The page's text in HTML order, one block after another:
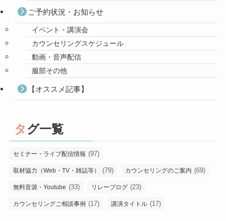
ご予約状況・お知らせ
イベント・講演会
カウンセリングスケジュール
動画・音声配信
服部その他
【オススメ記事】
タグ一覧
セミナー・ライブ配信情報 (97)
取材協力（Web・TV・雑誌等） (79) カウンセリングのご案内 (69)
無料音源・Youtube (33) リレーブログ (23)
カウンセリングご相談事例 (17) 講演タイトル (17)